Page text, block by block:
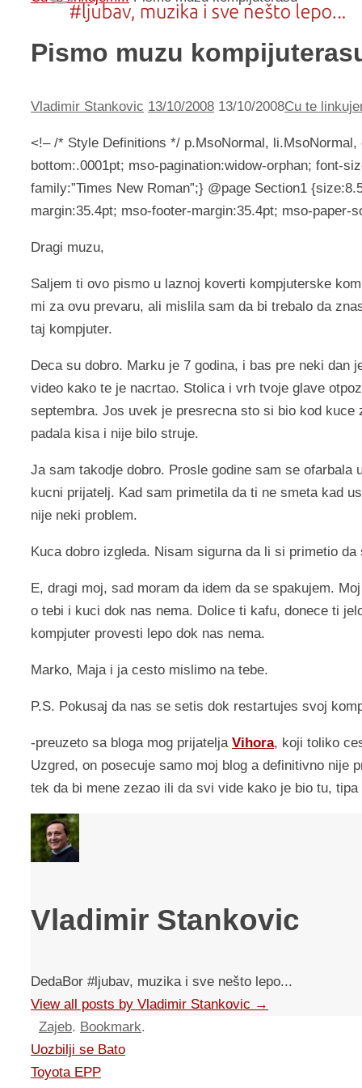
Pismo muzu
Vladimir Stankovic 13/10/2008 13/10/2008Cu te
<!– /* Style Definitions */ p.MsoNormal,
bottom:.0001pt; mso-pagination:widow-orphan; font-
family:”Times New Roman”;} @page Section1
margin:35.4pt; mso-footer-margin:35.4pt; mso-paper-
Dragi muzu,
Saljem ti ovo pismo u laznoj koverti kompjuterske
mi za ovu prevaru, ali mislila sam da bi trebalo da
taj kompjuter.
Deca su dobro. Marku je 7 godina, i bas pre neki dan
video kako te je nacrtao. Stolica i vrh tvoje glave
septembra. Jos uvek je presrecna sto si bio kod
padala kisa i nije bilo struje.
Ja sam takodje dobro. Prosle godine sam se
kucni prijatelj. Kad sam primetila da ti ne smeta kad
nije neki problem.
Kuca dobro izgleda. Nisam sigurna da li si primetio
E, dragi moj, sad moram da idem da se spakujem.
o tebi i kuci dok nas nema. Dolice ti kafu, donece ti
kompjuter provesti lepo dok nas nema.
Marko, Maja i ja cesto mislimo na tebe.
P.S. Pokusaj da nas se setis dok restartujes svoj
-preuzeto sa bloga mog prijatelja Vihora, koji toliko
Uzgred, on posecuje samo moj blog a definitivno nije
tek da bi mene zezao ili da svi vide kako je bio tu,
Vladimir Stankovic
DedaBor #ljubav, muzika i sve nešto lepo...
View all posts by Vladimir Stankovic →
Zajeb. Bookmark.
Uozbilji se Bato
Toyota EPP